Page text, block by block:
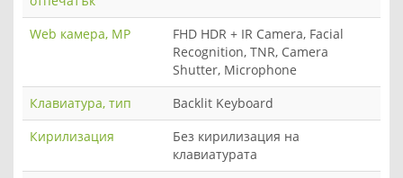
Web камера, MP
FHD HDR + IR Camera, Facial
Recognition, TNR, Camera
Shutter, Microphone
Клавиатура, тип
Backlit Keyboard
Кирилизация
Без кирилизация на
клавиатурата